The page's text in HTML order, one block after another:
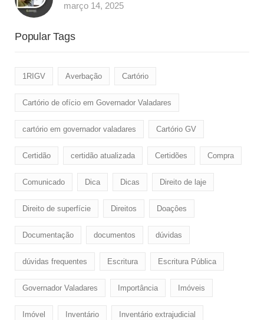
março 14, 2025
Popular Tags
1RIGV Averbação Cartório
Cartório de ofício em Governador Valadares
cartório em governador valadares Cartório GV
Certidão certidão atualizada Certidões Compra
Comunicado Dica Dicas Direito de laje
Direito de superfície Direitos Doaçôes
Documentação documentos dúvidas
dúvidas frequentes Escritura Escritura Pública
Governador Valadares Importância Imóveis
Imóvel Inventário Inventário extrajudicial